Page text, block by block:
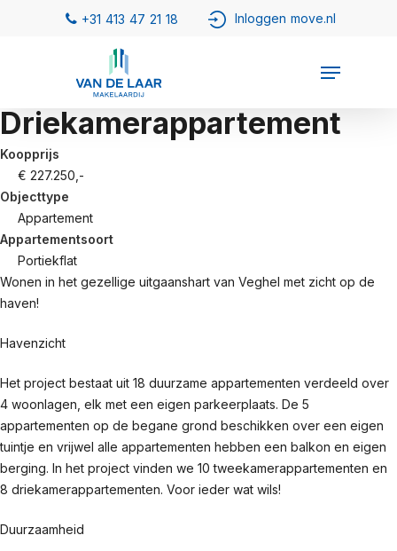
Driekamerappartement
Koopprijs
€ 227.250,-
Objecttype
Appartement
Appartementsoort
Portiekflat
Wonen in het gezellige uitgaanshart van Veghel met zicht op de
haven!
Havenzicht
Het project bestaat uit 18 duurzame appartementen verdeeld over
4 woonlagen, elk met een eigen parkeerplaats. De 5
appartementen op de begane grond beschikken over een eigen
tuintje en vrijwel alle appartementen hebben een balkon en eigen
berging. In het project vinden we 10 tweekamerappartementen en
8 driekamerappartementen. Voor ieder wat wils!
Duurzaamheid